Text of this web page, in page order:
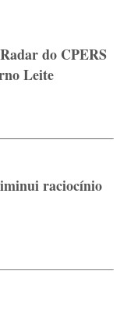
do CPERS
Leite
raciocínio